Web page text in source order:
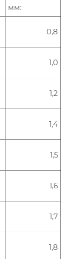
мм:
0,8
1,0
1,2
1,4
1,5
1,6
1,7
1,8